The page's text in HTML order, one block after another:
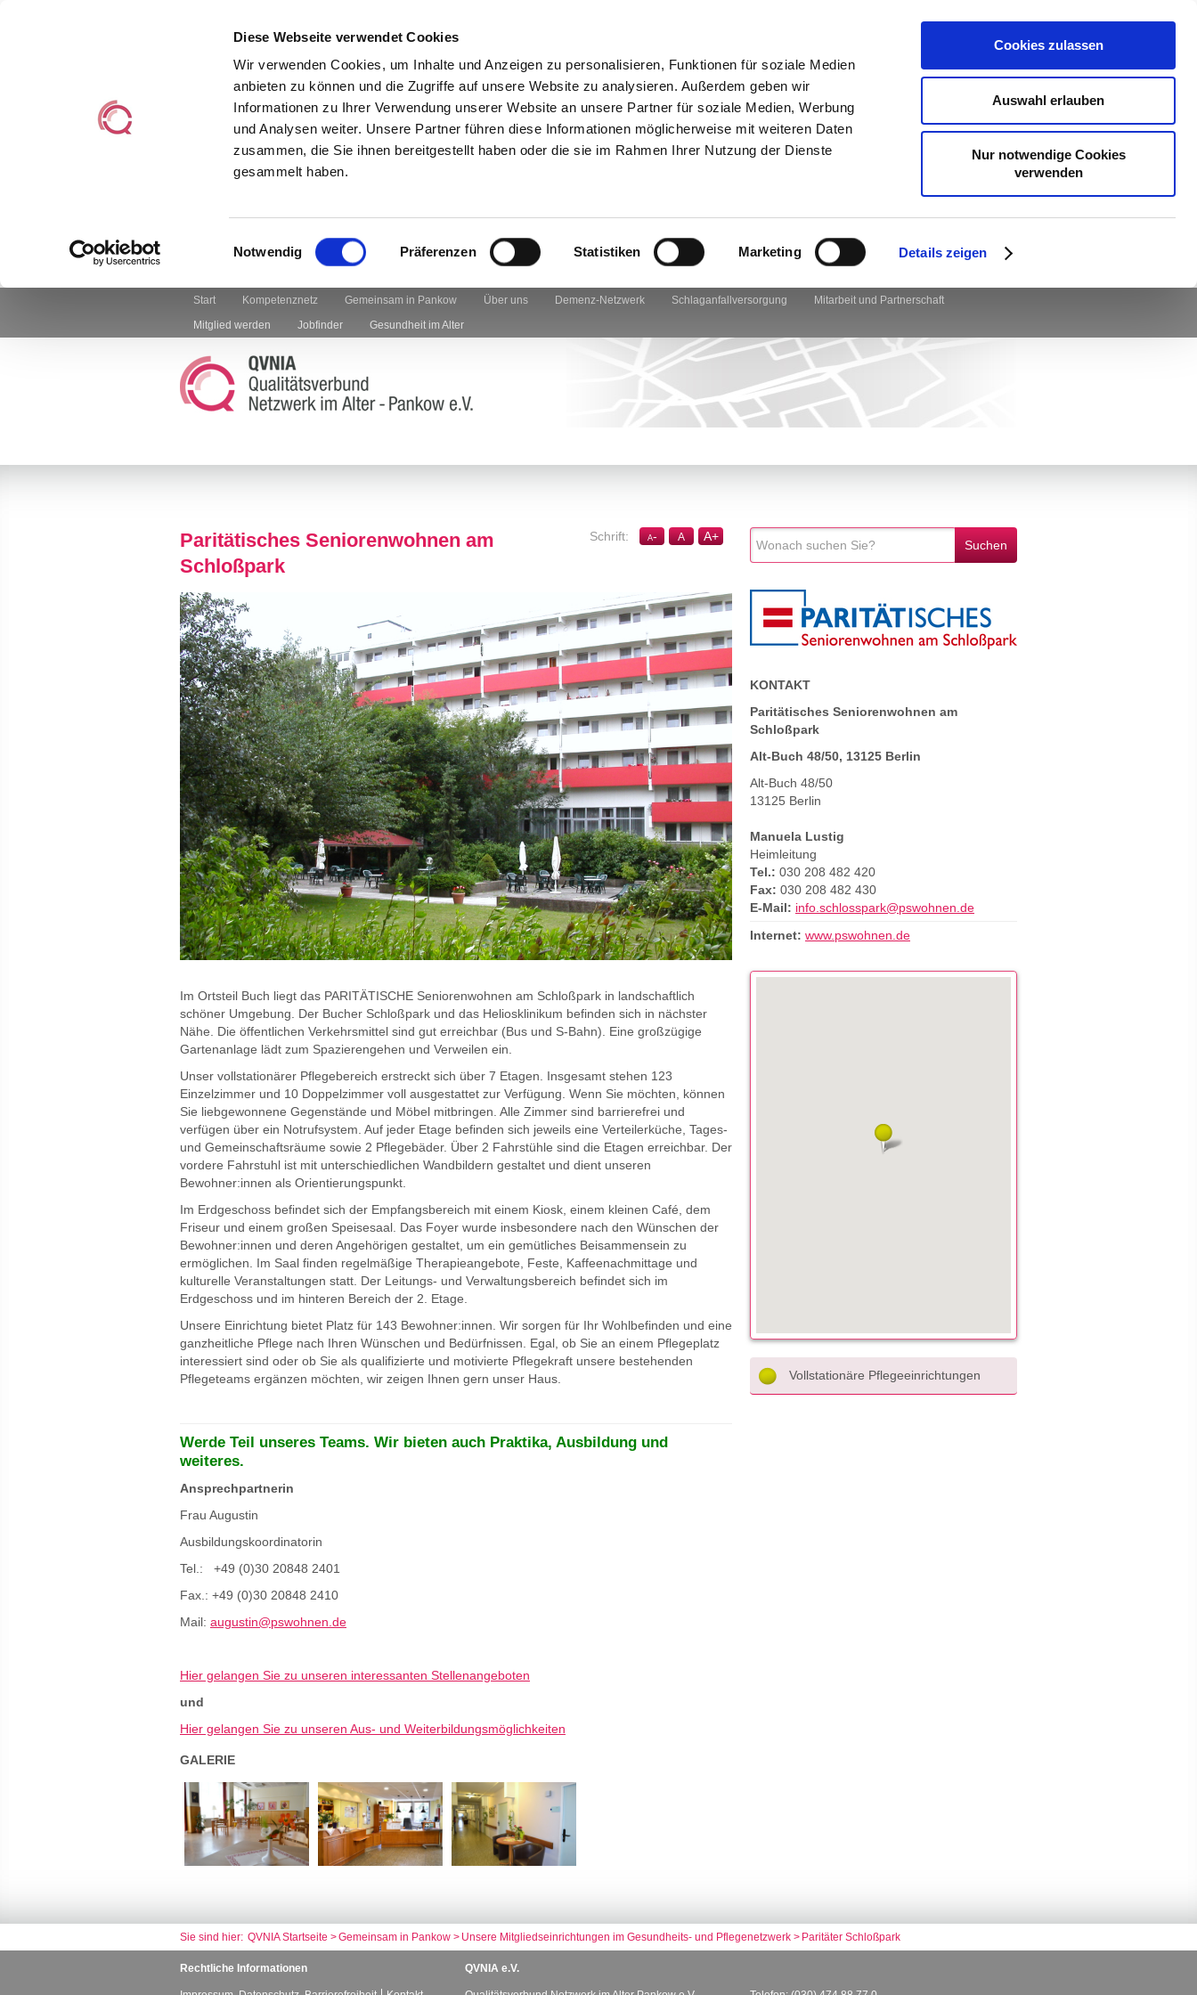
Diese Webseite verwendet Cookies
Wir verwenden Cookies, um Inhalte und Anzeigen zu personalisieren, Funktionen für soziale Medien
anbieten zu können und die Zugriffe auf unsere Website zu analysieren. Außerdem geben wir
Informationen zu Ihrer Verwendung unserer Website an unsere Partner für soziale Medien, Werbung
und Analysen weiter. Unsere Partner führen diese Informationen möglicherweise mit weiteren Daten
zusammen, die Sie ihnen bereitgestellt haben oder die sie im Rahmen Ihrer Nutzung der Dienste
gesammelt haben.
Einwilligungsauswahl
Notwendig Präferenzen Statistiken Marketing Details zeigen
Cookies zulassen
Auswahl erlauben
Nur notwendige Cookies
verwenden
Start Kompetenznetz Gemeinsam in Pankow Über uns Demenz-Netzwerk Schlaganfallversorgung
Mitarbeit und Partnerschaft
Mitglied werden
Jobfinder Gesundheit im Alter
A+
A
A-
Paritätisches Seniorenwohnen am
Schloßpark
Im Ortsteil Buch liegt das PARITÄTISCHE Seniorenwohnen am Schloßpark in landschaftlich
schöner Umgebung. Der Bucher Schloßpark und das Heliosklinikum befinden sich in nächster
Nähe. Die öffentlichen Verkehrsmittel sind gut erreichbar (Bus und S-Bahn). Eine großzügige
Gartenanlage lädt zum Spazierengehen und Verweilen ein.
Unser vollstationärer Pflegebereich erstreckt sich über 7 Etagen. Insgesamt stehen 123
Einzelzimmer und 10 Doppelzimmer voll ausgestattet zur Verfügung. Wenn Sie möchten, können
Sie liebgewonnene Gegenstände und Möbel mitbringen. Alle Zimmer sind barrierefrei und
verfügen über ein Notrufsystem. Auf jeder Etage befinden sich jeweils eine Verteilerküche, Tages-
und Gemeinschaftsräume sowie 2 Pflegebäder. Über 2 Fahrstühle sind die Etagen erreichbar. Der
vordere Fahrstuhl ist mit unterschiedlichen Wandbildern gestaltet und dient unseren
Bewohner:innen als Orientierungspunkt.
Im Erdgeschoss befindet sich der Empfangsbereich mit einem Kiosk, einem kleinen Café, dem
Friseur und einem großen Speisesaal. Das Foyer wurde insbesondere nach den Wünschen der
Bewohner:innen und deren Angehörigen gestaltet, um ein gemütliches Beisammensein zu
ermöglichen. Im Saal finden regelmäßige Therapieangebote, Feste, Kaffeenachmittage und
kulturelle Veranstaltungen statt. Der Leitungs- und Verwaltungsbereich befindet sich im
Erdgeschoss und im hinteren Bereich der 2. Etage.
Unsere Einrichtung bietet Platz für 143 Bewohner:innen. Wir sorgen für Ihr Wohlbefinden und eine
ganzheitliche Pflege nach Ihren Wünschen und Bedürfnissen. Egal, ob Sie an einem Pflegeplatz
interessiert sind oder ob Sie als qualifizierte und motivierte Pflegekraft unsere bestehenden
Pflegeteams ergänzen möchten, wir zeigen Ihnen gern unser Haus.
Werde Teil unseres Teams. Wir bieten auch Praktika, Ausbildung und
weiteres.
Ansprechpartnerin
Frau Augustin
Ausbildungskoordinatorin
Tel.: +49 (0)30 20848 2401
Fax.: +49 (0)30 20848 2410
Mail: augustin@pswohnen.de
Hier gelangen Sie zu unseren interessanten Stellenangeboten
und
Hier gelangen Sie zu unseren Aus- und Weiterbildungsmöglichkeiten
GALERIE
KONTAKT
Paritätisches Seniorenwohnen am
Schloßpark
Alt-Buch 48/50, 13125 Berlin
Alt-Buch 48/50
13125 Berlin
Manuela Lustig
Heimleitung
Tel.: 030 208 482 420
Fax: 030 208 482 430
E-Mail: info.schlosspark@pswohnen.de
Internet: www.pswohnen.de
Vollstationäre Pflegeeinrichtungen
QVNIA Startseite Gemeinsam in Pankow Unsere Mitgliedseinrichtungen im Gesundheits- und Pflegenetzwerk Paritäter Schloßpark
Rechtliche Informationen QVNIA e.V.